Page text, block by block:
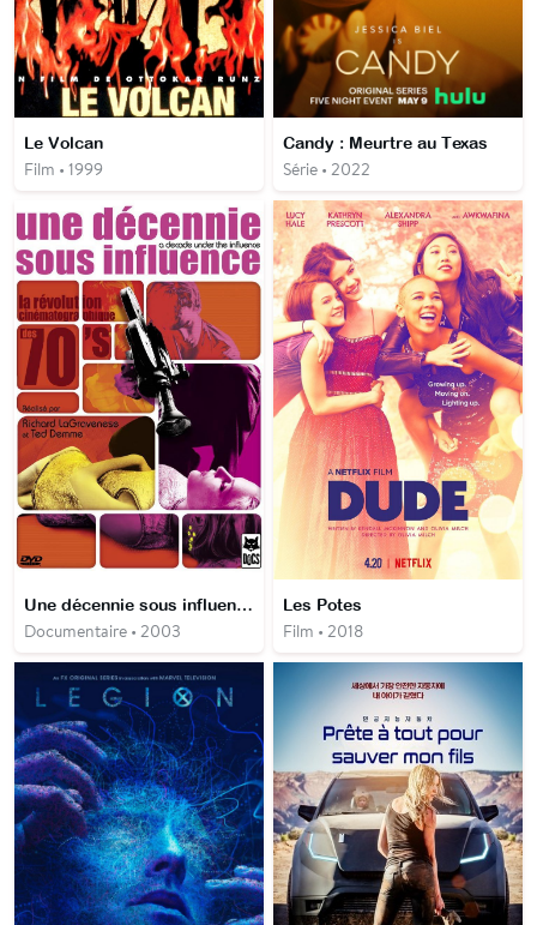
Le Volcan
Film • 1999
Candy : Meurtre au Texas
Série • 2022
Une décennie sous influence
Documentaire • 2003
Les Potes
Film • 2018